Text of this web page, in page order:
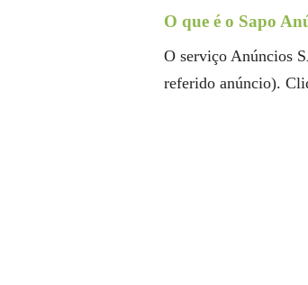
O que é o Sapo
O serviço Anúncios
referido anúncio).